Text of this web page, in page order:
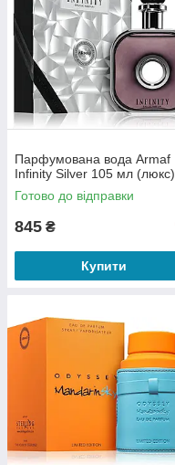
Парфумована вода Armaf
Infinity Silver 105 мл (люкс)
Готово до відправки
845 ₴
Купити